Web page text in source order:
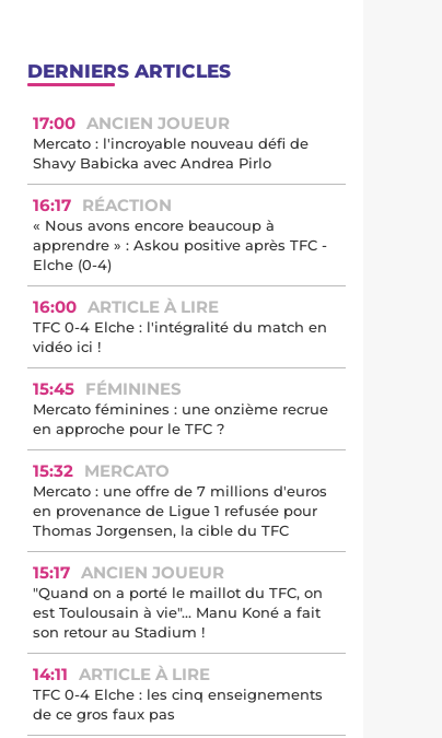
DERNIERS ARTICLES
17:00 ANCIEN JOUEUR
Mercato : l'incroyable nouveau défi de
Shavy Babicka avec Andrea Pirlo
16:17 RÉACTION
« Nous avons encore beaucoup à
apprendre » : Askou positive après TFC -
Elche (0-4)
16:00 ARTICLE À LIRE
TFC 0-4 Elche : l'intégralité du match en
vidéo ici !
15:45 FÉMININES
Mercato féminines : une onzième recrue
en approche pour le TFC ?
15:32 MERCATO
Mercato : une offre de 7 millions d'euros
en provenance de Ligue 1 refusée pour
Thomas Jorgensen, la cible du TFC
15:17 ANCIEN JOUEUR
"Quand on a porté le maillot du TFC, on
est Toulousain à vie"... Manu Koné a fait
son retour au Stadium !
14:11 ARTICLE À LIRE
TFC 0-4 Elche : les cinq enseignements
de ce gros faux pas